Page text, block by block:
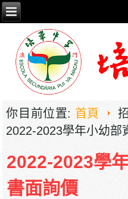
你目前位置: 首頁
2022-2023學年小幼部
2022-2023學
書面詢價